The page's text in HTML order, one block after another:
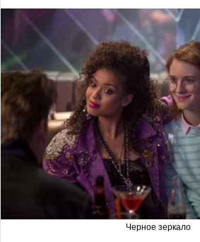
Черное зеркало